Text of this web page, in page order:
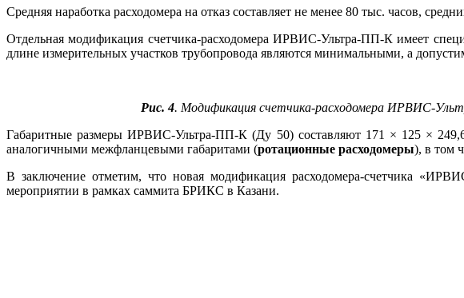
Средняя наработка расходомера на отказ составляет не менее 80 тыс. часов,
Отдельная модификация счетчика-расходомера ИРВИС-Ультра-ПП-К имеет
длине измерительных участков трубопровода являются минимальными, а
Рис. 4. Модификация счетчика-расходомера ИРВИС-
Габаритные размеры ИРВИС-Ультра-ПП-К (Ду 50) составляют 171 × 125 × 249,6
аналогичными межфланцевыми габаритами (ротационные расходомеры), в том
В заключение отметим, что новая модификация расходомера-счетчика
мероприятии в рамках саммита БРИКС в Казани.